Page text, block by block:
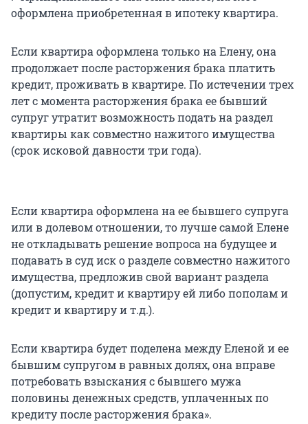
оформлена приобретенная в ипотеку квартира.
Если квартира оформлена только на Елену, она
продолжает после расторжения брака платить
кредит, проживать в квартире. По истечении трех
лет с момента расторжения брака ее бывший
супруг утратит возможность подать на раздел
квартиры как совместно нажитого имущества
(срок исковой давности три года).
Если квартира оформлена на ее бывшего супруга
или в долевом отношении, то лучше самой Елене
не откладывать решение вопроса на будущее и
подавать в суд иск о разделе совместно нажитого
имущества, предложив свой вариант раздела
(допустим, кредит и квартиру ей либо пополам и
кредит и квартиру и т.д.).
Если квартира будет поделена между Еленой и ее
бывшим супругом в равных долях, она вправе
потребовать взыскания с бывшего мужа
половины денежных средств, уплаченных по
кредиту после расторжения брака».